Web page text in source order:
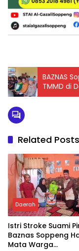
BAZNAS
TMMD di
Related Posts
Daerah
Istri Stroke Suami
Baznas Soppeng
Mata Warga